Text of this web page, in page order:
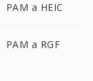
PAM a HEIC
PAM a RGF